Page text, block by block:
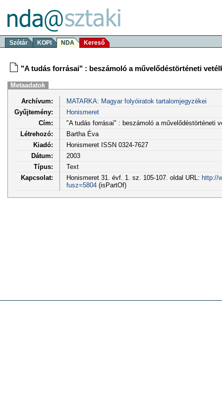
Szótár KOPI NDA Kereső
"A tudás forrásai" : beszámoló a művelődéstörténeti
Metaadatok
Archívum:
MATARKA: Magyar folyóiratok tartalomjegyzékei
Gyűjtemény:
Honismeret
Cím:
"A tudás forrásai" : beszámoló a művelődéstörténeti
Létrehozó:
Bartha Éva
Kiadó:
Honismeret ISSN 0324-7627
Dátum:
2003
Típus:
Text
Kapcsolat:
Honismeret 31. évf. 1. sz. 105-107. oldal URL: http://
fusz=5804(isPartOf)